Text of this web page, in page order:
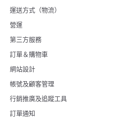
運送方式（物流）
營運
第三方服務
訂單＆購物車
網站設計
帳號及顧客管理
行銷推廣及追蹤工具
訂單通知